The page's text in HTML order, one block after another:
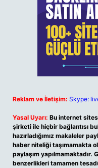
Reklam ve İletişim: Skype:
Yasal Uyarı: Bu internet
şirketi ile hiçbir bağlantısı
hazırladığımız makaleler
haber niteliği taşımamakta
paylaşım yapılmamaktadır.
benzerlikleri tamamen